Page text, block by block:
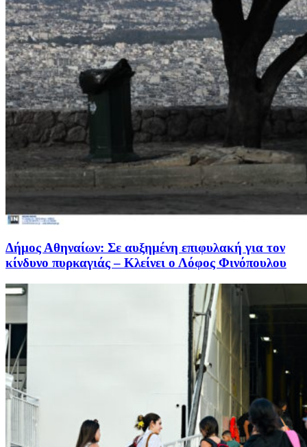
Δήμος Αθηναίων: Σε αυξημένη επιφυλακή για τον
κίνδυνο πυρκαγιάς – Κλείνει ο Λόφος Φινόπουλου